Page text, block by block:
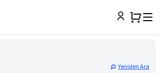
Yeniden Ara